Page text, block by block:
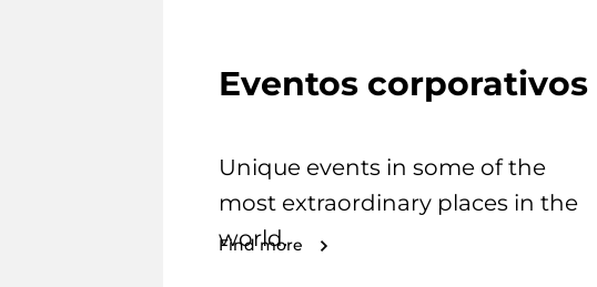
Eventos corporativos
Unique events in some of the
most extraordinary places in the
world.
Find more